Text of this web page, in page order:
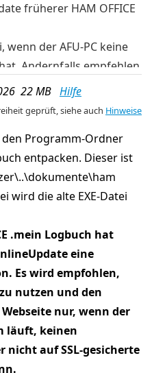
früherer HAM OFFICE
wenn der AFU-PC keine
Andernfalls empfehlen
OnlineUpdate-
22 MB Hilfe
geprüft, siehe auch Hinweise
Programm-Ordner
entpacken. Dieser ist
wird die alte EXE-Datei
.mein Logbuch hat
eine
Es wird empfohlen,
nutzen und den
nur, wenn der
läuft, keinen
auf SSL-gesicherte